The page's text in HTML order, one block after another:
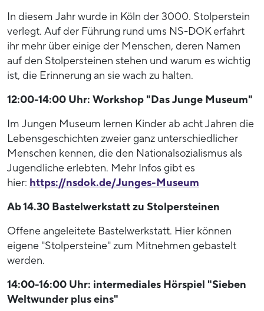
In diesem Jahr wurde in Köln der 3000. Stolperstein
verlegt. Auf der Führung rund ums NS-DOK erfahrt
ihr mehr über einige der Menschen, deren Namen
auf den Stolpersteinen stehen und warum es wichtig
ist, die Erinnerung an sie wach zu halten.
12:00-14:00 Uhr: Workshop "Das Junge Museum"
Im Jungen Museum lernen Kinder ab acht Jahren die
Lebensgeschichten zweier ganz unterschiedlicher
Menschen kennen, die den Nationalsozialismus als
Jugendliche erlebten. Mehr Infos gibt es
hier: https://nsdok.de/Junges-Museum
Ab 14.30 Bastelwerkstatt zu Stolpersteinen
Offene angeleitete Bastelwerkstatt. Hier können
eigene "Stolpersteine" zum Mitnehmen gebastelt
werden.
14:00-16:00 Uhr: intermediales Hörspiel "Sieben
Weltwunder plus eins"